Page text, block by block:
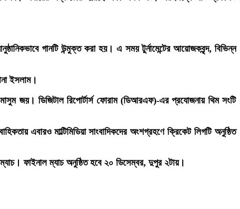
গানটি উন্মুক্ত করা হয়। এ সময় টুর্নামেন্টের আয়োজকবৃন্দ, বিভিন্ন
ইসলাম।
জয়। ডিজিটাল রিপোর্টার্স ফোরাম (ডিআরএফ)-এর প্রযোজনায় থিম সংটি
এবারও মাল্টিমিডিয়া সাংবাদিকদের অংশগ্রহণে ক্রিকেট লিগটি অনুষ্ঠিত
ফাইনাল ম্যাচ অনুষ্ঠিত হবে ২০ ডিসেম্বর, দুপুর ২টায়।